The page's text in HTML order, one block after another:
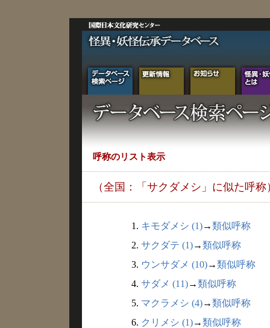
呼称のリスト表示
（全国：「サクダメシ」に似た呼称
1. キモダメシ (1)→類似呼称
2. サクダテ (1)→類似呼称
3. ウンサダメ (10)→類似呼称
4. サダメ (11)→類似呼称
5. マクラメシ (4)→類似呼称
6. クリメシ (1)→類似呼称